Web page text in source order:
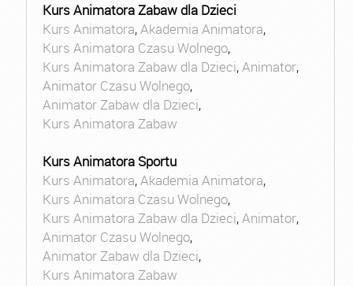
Kurs Animatora Zabaw dla Dzieci
Kurs Animatora,Akademia Animatora,
Kurs Animatora Czasu Wolnego,
Kurs Animatora Zabaw dla Dzieci,Animator,
Animator Czasu Wolnego,
Animator Zabaw dla Dzieci,
Kurs Animatora Zabaw
Kurs Animatora Sportu
Kurs Animatora,Akademia Animatora,
Kurs Animatora Czasu Wolnego,
Kurs Animatora Zabaw dla Dzieci,Animator,
Animator Czasu Wolnego,
Animator Zabaw dla Dzieci,
Kurs Animatora Zabaw